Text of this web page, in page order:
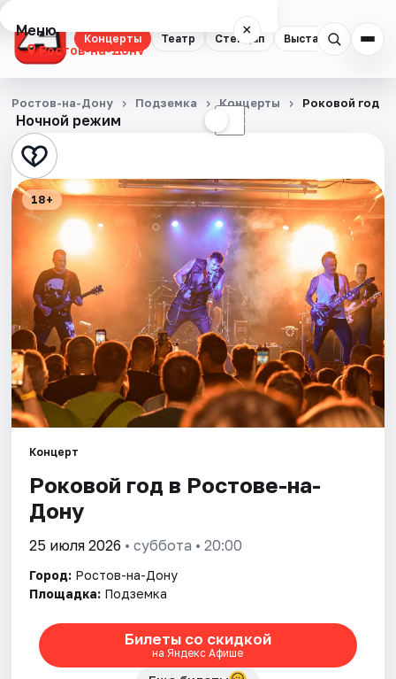
Концерты Театр Стендап Выставки
Меню ×
Ростов-на-Дону
Концерты
Театр
Стендап
Выставки
Квесты
Экскурсии
Спорт
События
Площадки
Артисты
Ночной режим ☾
Ростов-на-Дону Подземка Концерты Роковой год
18+
Концерт
Роковой год в Ростове-на-
Дону
25 июля 2026 • суббота • 20:00
Город: Ростов-на-Дону
Площадка: Подземка
Билеты со скидкой
на Яндекс Афише